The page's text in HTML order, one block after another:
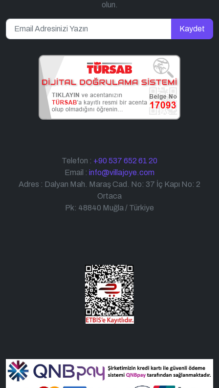
olun.
Kaydet
Telefon : +90 537 652 61 20
Email : info@villajoye.com
Adres : Dalyan Mah. Maraş Cad. No: 37 İç Kapı No: 2
Ortaca
Pk: 48840 Muğla / Türkiye